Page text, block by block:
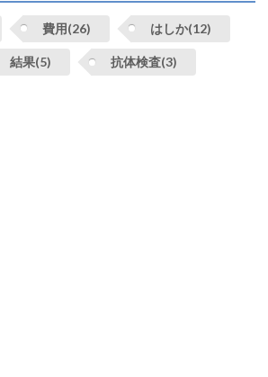
費用(26) はしか(12)
結果(5) 抗体検査(3)